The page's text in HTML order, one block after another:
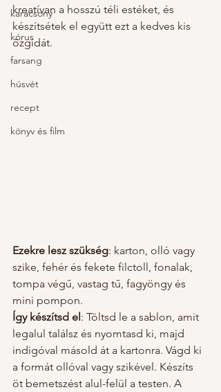
karácsony
kórus
farsang
húsvét
recept
könyv és film
kreatívan a hosszú téli estéket, és
készítsétek el együtt ezt a kedves kis
őzgidát.
Ezekre lesz szükség: karton, olló vagy
szike, fehér és fekete filctoll, fonalak,
tompa végű, vastag tű, fagyöngy és
mini pompon.
Így készítsd el : Töltsd le a sablon, amit
legalul találsz és nyomtasd ki, majd
indigóval másold át a kartonra. Vágd ki
a formát ollóval vagy szikével. Készíts
öt bemetszést alul-felül a testen. A